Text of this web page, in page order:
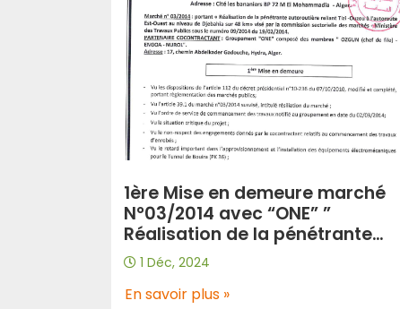
1ère Mise en demeure marché
N°03/2014 avec “ONE” ”
Réalisation de la pénétrante
autoroutière reliant Tizi-Ouzou à
l’autoroute Est-Ouest au niveau
de Djebahia sur 48km”
1 Déc, 2024
En savoir plus »